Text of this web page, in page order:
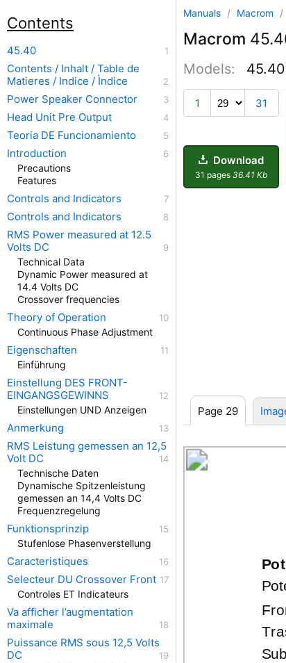
Manuals / Macrom /
Macrom
Models: 45.40
1 31
Download
31 pages 36.41 Kb
Page 29
Contents
45.40
Contents / Inhalt / Table de
Matieres / Indice / Ìndice
Power Speaker Connector
Head Unit Pre Output
Teoria DE Funcionamiento
Introduction
Precautions
Features
Controls and Indicators
Controls and Indicators
RMS Power measured at 12.5
Volts DC
Technical Data
Dynamic Power measured at
14.4 Volts DC
Crossover frequencies
Theory of Operation
Continuous Phase Adjustment
Eigenschaften
Einführung
Einstellung DES FRONT-
EINGANGSGEWINNS
Einstellungen UND Anzeigen
Anmerkung
RMS Leistung gemessen an 12,5
Volt DC
Technische Daten
Dynamische Spitzenleistung
gemessen an 14,4 Volts DC
Frequenzregelung
Funktionsprinzip
Stufenlose Phasenverstellung
Caracteristiques
Selecteur DU Crossover Front
Controles ET Indicateurs
Va afficher l’augmentation
maximale
Puissance RMS sous 12,5 Volts
DC